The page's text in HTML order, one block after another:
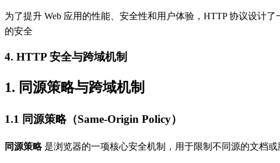
为了提升 Web 应用的性能、安全性和用户体验，HTTP 协议设计
的安全
4. HTTP 安全与跨域机制
1. 同源策略与跨域机制
1.1 同源策略（Same-Origin Policy）
同源策略是浏览器的一项核心安全机制，用于限制不同源的文档